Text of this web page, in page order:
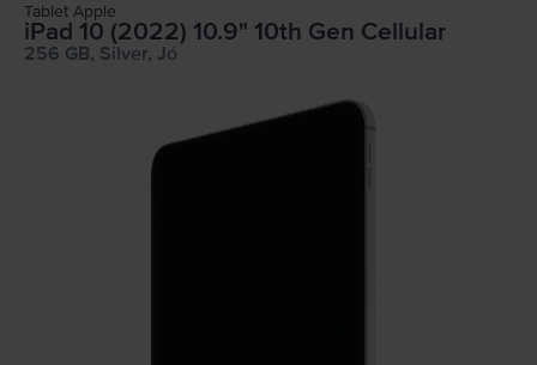
Tablet Apple
iPad 10 (2022) 10.9" 10th Gen Cellular
256 GB, Silver, Jó